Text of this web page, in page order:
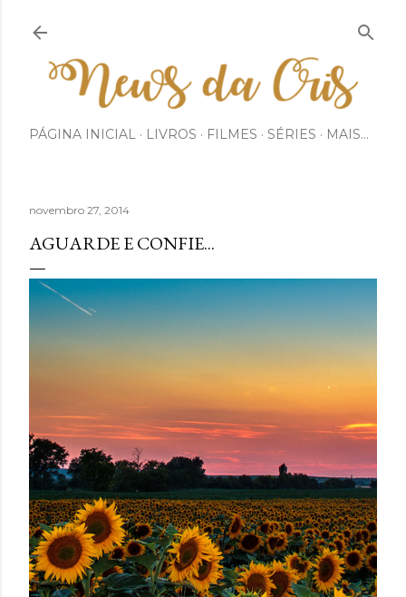
PÁGINA INICIAL LIVROS FILMES SÉRIES MAIS…
novembro 27, 2014
AGUARDE E CONFIE...